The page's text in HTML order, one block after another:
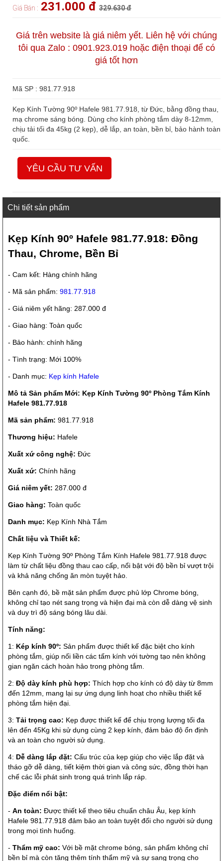
Giá Bán : 231.000 đ 329.630 đ
Giá trên website là giá niêm yết. Liên hệ với chúng
tôi qua Zalo : 0901.923.019 hoặc điện thoại để có
giá tốt hơn
Mã SP : 981.77.918
Kẹp Kính Tường 90º Hafele 981.77.918, từ Đức, bằng đồng thau,
mạ chrome sáng bóng. Dùng cho kính phòng tắm dày 8-12mm,
chịu tải tối đa 45kg (2 kẹp), dễ lắp, an toàn, bền bỉ, bảo hành toàn
quốc.
YÊU CẦU TƯ VẤN
Chi tiết sản phẩm
Kẹp Kính 90º Hafele 981.77.918: Đồng
Thau, Chrome, Bền Bỉ
- Cam kết: Hàng chính hãng
- Mã sản phẩm: 981.77.918
- Giá niêm yết hãng: 287.000 đ
- Giao hàng: Toàn quốc
- Bảo hành: chính hãng
- Tình trạng: Mới 100%
- Danh mục: Kẹp kính Hafele
Mô tả Sản phẩm Mới: Kẹp Kính Tường 90º Phòng Tắm Kính
Hafele 981.77.918
Mã sản phẩm: 981.77.918
Thương hiệu: Hafele
Xuất xứ công nghệ: Đức
Xuất xứ: Chính hãng
Giá niêm yết: 287.000 đ
Giao hàng: Toàn quốc
Danh mục: Kẹp Kính Nhà Tắm
Chất liệu và Thiết kế:
Kẹp Kính Tường 90º Phòng Tắm Kính Hafele 981.77.918 được
làm từ chất liệu đồng thau cao cấp, nổi bật với độ bền bỉ vượt trội
và khả năng chống ăn mòn tuyệt hảo.
Bên cạnh đó, bề mặt sản phẩm được phủ lớp Chrome bóng,
không chỉ tạo nét sang trọng và hiện đại mà còn dễ dàng vệ sinh
và duy trì độ sáng bóng lâu dài.
Tính năng:
1: Kép kính 90º: Sản phẩm được thiết kế đặc biệt cho kính
phòng tắm, giúp nối liền các tấm kính với tường tạo nên không
gian ngăn cách hoàn hảo trong phòng tắm.
2: Độ dày kính phù hợp: Thích hợp cho kính có độ dày từ 8mm
đến 12mm, mang lại sự ứng dụng linh hoạt cho nhiều thiết kế
phòng tắm hiện đại.
3: Tải trọng cao: Kẹp được thiết kế để chịu trọng lượng tối đa
lên đến 45Kg khi sử dụng cùng 2 kẹp kính, đảm bảo độ ổn định
và an toàn cho người sử dụng.
4: Dễ dàng lắp đặt: Cấu trúc của kẹp giúp cho việc lắp đặt và
tháo gỡ dễ dàng, tiết kiệm thời gian và công sức, đồng thời hạn
chế các lỗi phát sinh trong quá trình lắp ráp.
Đặc điểm nổi bật:
- An toàn: Được thiết kế theo tiêu chuẩn châu Âu, kẹp kính
Hafele 981.77.918 đảm bảo an toàn tuyệt đối cho người sử dụng
trong mọi tình huống.
- Thẩm mỹ cao: Với bề mặt chrome bóng, sản phẩm không chỉ
bền bỉ mà còn tăng thêm tính thẩm mỹ và sự sang trọng cho